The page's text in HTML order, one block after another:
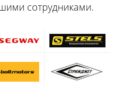
сотрудниками.